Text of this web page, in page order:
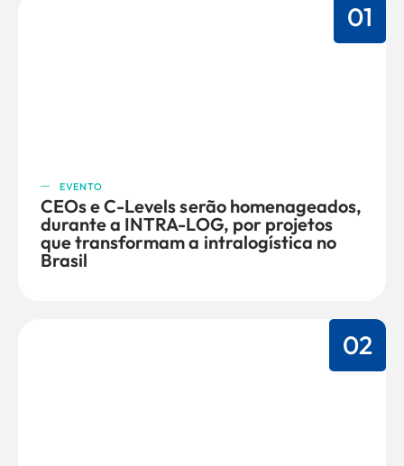
01
EVENTO
CEOs e C-Levels serão homenageados,
durante a INTRA-LOG, por projetos
que transformam a intralogística no
Brasil
02